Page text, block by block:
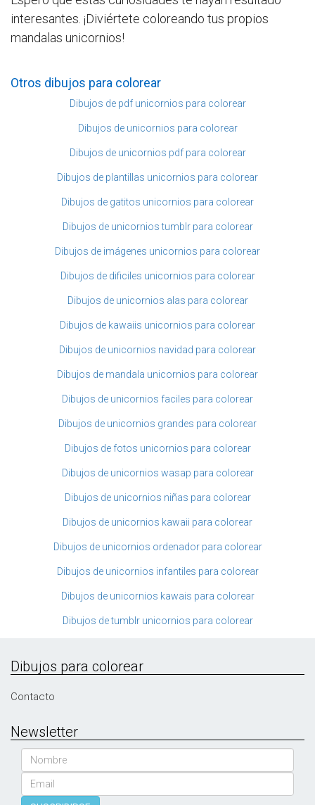
interesantes. ¡Diviértete coloreando tus propios
mandalas unicornios!
Otros dibujos para colorear
Dibujos de pdf unicornios para colorear
Dibujos de unicornios para colorear
Dibujos de unicornios pdf para colorear
Dibujos de plantillas unicornios para colorear
Dibujos de gatitos unicornios para colorear
Dibujos de unicornios tumblr para colorear
Dibujos de imágenes unicornios para colorear
Dibujos de dificiles unicornios para colorear
Dibujos de unicornios alas para colorear
Dibujos de kawaiis unicornios para colorear
Dibujos de unicornios navidad para colorear
Dibujos de mandala unicornios para colorear
Dibujos de unicornios faciles para colorear
Dibujos de unicornios grandes para colorear
Dibujos de fotos unicornios para colorear
Dibujos de unicornios wasap para colorear
Dibujos de unicornios niñas para colorear
Dibujos de unicornios kawaii para colorear
Dibujos de unicornios ordenador para colorear
Dibujos de unicornios infantiles para colorear
Dibujos de unicornios kawais para colorear
Dibujos de tumblr unicornios para colorear
Dibujos para colorear
Contacto
Newsletter
Nombre
Email